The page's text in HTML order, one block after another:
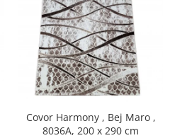
Covor Harmony , Bej Maro ,
8036A, 200 x 290 cm